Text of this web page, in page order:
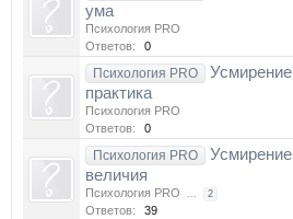
ума
Психология PRO
Ответов:
0
Психология PRO
практика
Психология PRO
Ответов:
0
Психология PRO
величия
Психология PRO ... 2
Ответов: 39